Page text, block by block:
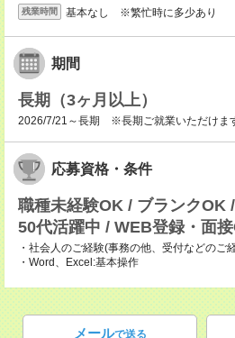
残業時間 基本なし ※繁忙時に多少あり
期間
長期（3ヶ月以上）
2026/7/21～長期 ※長期ご就業いただけ
応募資格・条件
職種未経験OK / ブランクOK
50代活躍中 / WEB登録・面
・社会人のご経験(事務の他、受付などのご
・Word、Excel:基本操作
メールで送る